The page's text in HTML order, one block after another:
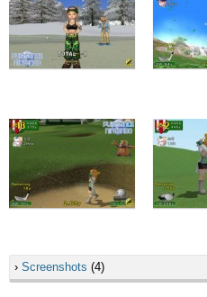
› Screenshots (4)